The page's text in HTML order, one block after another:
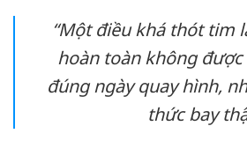
“Một điều khá thót tim
hoàn toàn không
đúng ngày quay hình,
thức bay